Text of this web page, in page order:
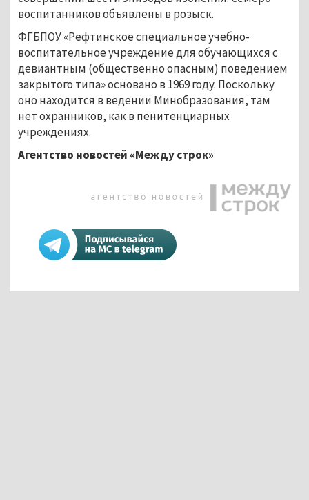
воспитанников объявлены в розыск.
ФГБПОУ «Рефтинское специальное учебно-
воспитательное учреждение для обучающихся с
девиантным (общественно опасным) поведением
закрытого типа» основано в 1969 году. Поскольку
оно находится в ведении Минобразования, там
нет охранников, как в пенитенциарных
учреждениях.
Агентство новостей «Между строк»